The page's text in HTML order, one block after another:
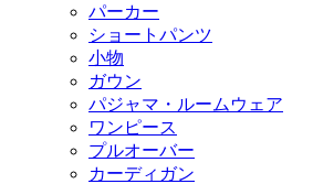
パーカー
ショートパンツ
小物
ガウン
パジャマ・ルームウェア
ワンピース
プルオーバー
カーディガン